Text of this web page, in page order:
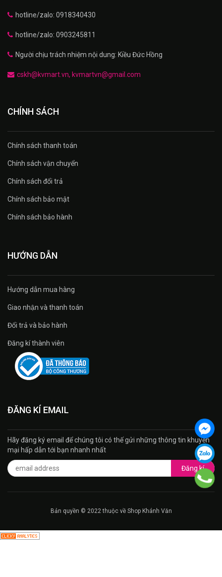
hotline/zalo: 0918340430
hotline/zalo: 0903245811
Người chịu trách nhiệm nội dung: Kiều Đức Hồng
cskh@kvmart.vn, kvmartvn@gmail.com
CHÍNH SÁCH
Chính sách thanh toán
Chính sách vận chuyển
Chính sách đổi trả
Chính sách bảo mật
Chính sách bảo hành
HƯỚNG DẪN
Hướng dẫn mua hàng
Giao nhận và thanh toán
Đổi trả và bảo hành
Đăng kí thành viên
ĐĂNG KÍ EMAIL
Hãy đăng ký email để chúng tôi có thế gửi những thông tin khuyến
mại hấp dẫn tới bạn nhanh nhất
Đăng kí
Bản quyền © 2022 thuộc về Shop Khánh Văn